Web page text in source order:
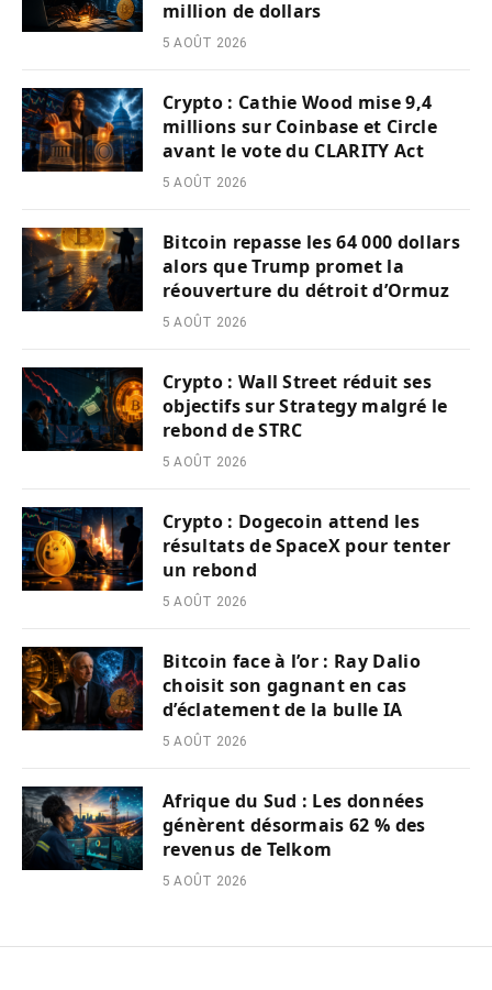
million de dollars
5 AOÛT 2026
Crypto : Cathie Wood mise 9,4
millions sur Coinbase et Circle
avant le vote du CLARITY Act
5 AOÛT 2026
Bitcoin repasse les 64 000 dollars
alors que Trump promet la
réouverture du détroit d’Ormuz
5 AOÛT 2026
Crypto : Wall Street réduit ses
objectifs sur Strategy malgré le
rebond de STRC
5 AOÛT 2026
Crypto : Dogecoin attend les
résultats de SpaceX pour tenter
un rebond
5 AOÛT 2026
Bitcoin face à l’or : Ray Dalio
choisit son gagnant en cas
d’éclatement de la bulle IA
5 AOÛT 2026
Afrique du Sud : Les données
génèrent désormais 62 % des
revenus de Telkom
5 AOÛT 2026